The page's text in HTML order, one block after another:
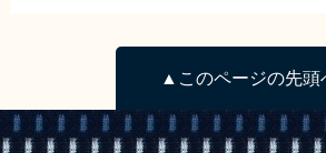
▲このページの先頭